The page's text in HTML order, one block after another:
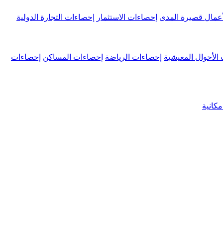
قصيرة المدى إحصاءات الاستثمار إحصاءات التجارة الدولية
الأحوال المعيشية إحصاءات الرياضة إحصاءات المساكن إحصاءات